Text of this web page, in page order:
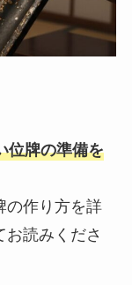
位牌の準備を
の作り方を詳
お読みくださ